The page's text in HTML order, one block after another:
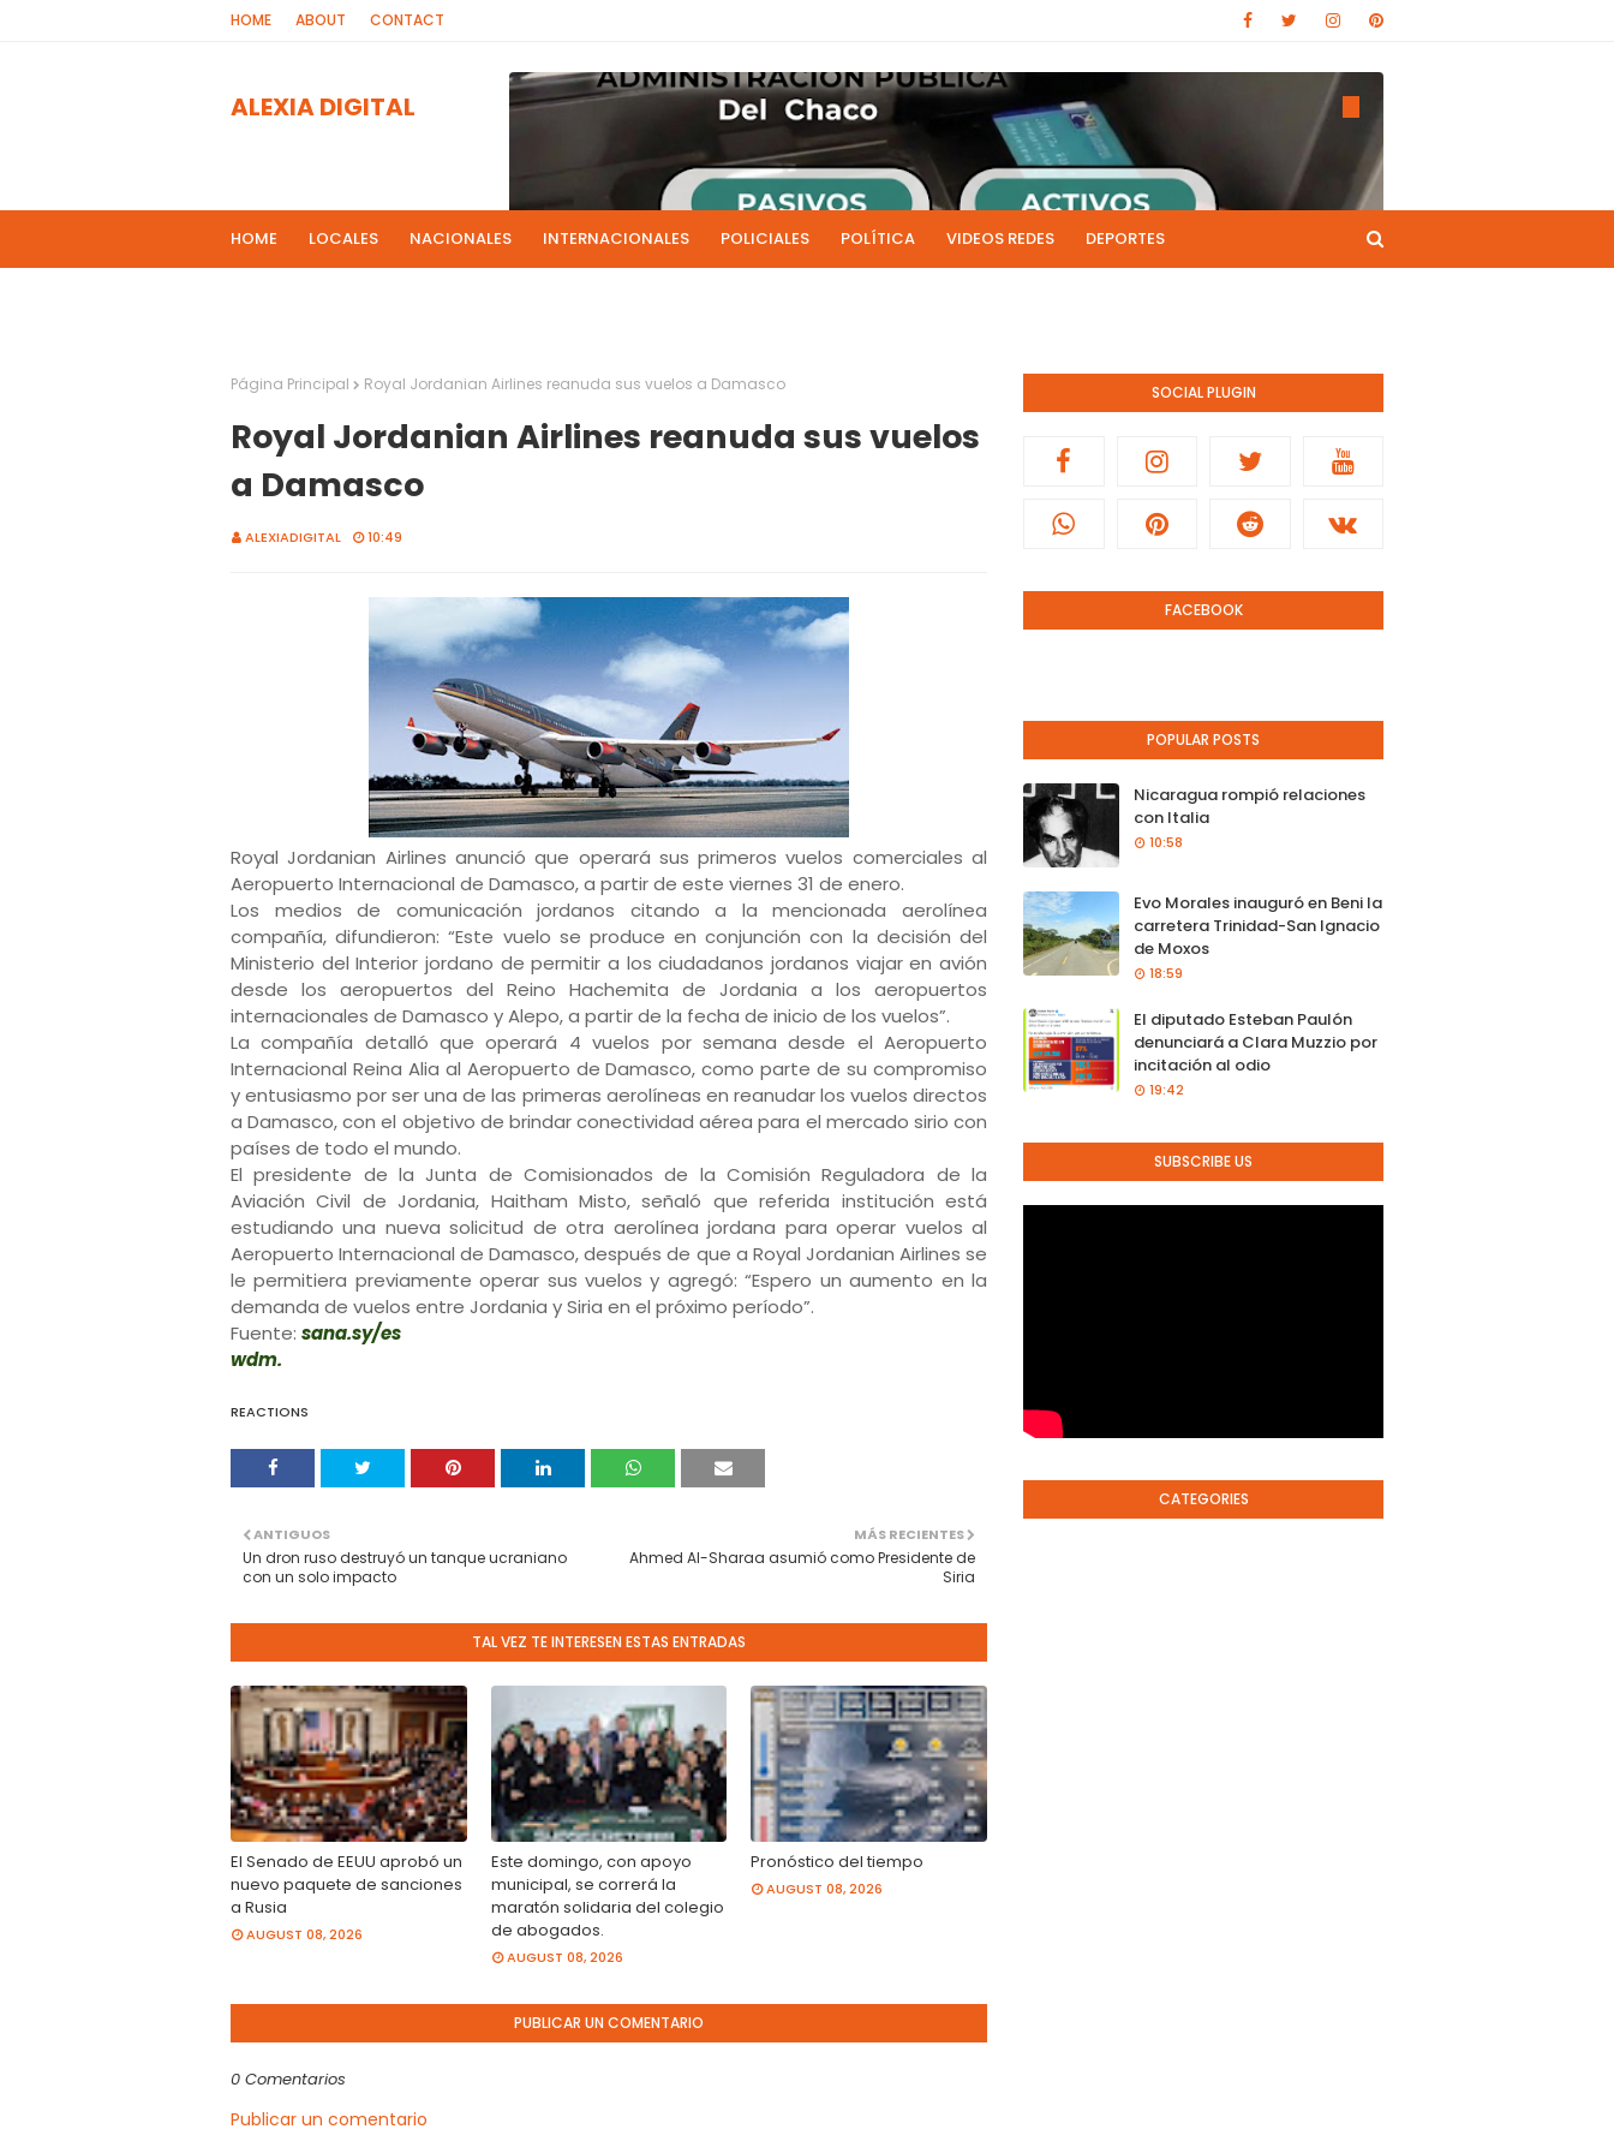
HOME ABOUT CONTACT
ALEXIA DIGITAL
HOME LOCALES NACIONALES INTERNACIONALES POLICIALES POLÍTICA VIDEOS REDES DEPORTES
Página Principal Royal Jordanian Airlines reanuda sus vuelos a Damasco
Royal Jordanian Airlines reanuda sus vuelos
a Damasco
ALEXIADIGITAL 10:49
Royal Jordanian Airlines anunció que operará sus primeros vuelos comerciales al
Aeropuerto Internacional de Damasco, a partir de este viernes 31 de enero.
Los medios de comunicación jordanos citando a la mencionada aerolínea
compañía, difundieron: “Este vuelo se produce en conjunción con la decisión del
Ministerio del Interior jordano de permitir a los ciudadanos jordanos viajar en avión
desde los aeropuertos del Reino Hachemita de Jordania a los aeropuertos
internacionales de Damasco y Alepo, a partir de la fecha de inicio de los vuelos”.
La compañía detalló que operará 4 vuelos por semana desde el Aeropuerto
Internacional Reina Alia al Aeropuerto de Damasco, como parte de su compromiso
y entusiasmo por ser una de las primeras aerolíneas en reanudar los vuelos directos
a Damasco, con el objetivo de brindar conectividad aérea para el mercado sirio con
países de todo el mundo.
El presidente de la Junta de Comisionados de la Comisión Reguladora de la
Aviación Civil de Jordania, Haitham Misto, señaló que referida institución está
estudiando una nueva solicitud de otra aerolínea jordana para operar vuelos al
Aeropuerto Internacional de Damasco, después de que a Royal Jordanian Airlines se
le permitiera previamente operar sus vuelos y agregó: “Espero un aumento en la
demanda de vuelos entre Jordania y Siria en el próximo período”.
Fuente: sana.sy/es
wdm.
REACTIONS
MÁS RECIENTES
Ahmed Al-Sharaa asumió como Presidente de
Siria
ANTIGUOS
Un dron ruso destruyó un tanque ucraniano
con un solo impacto
TAL VEZ TE INTERESEN ESTAS ENTRADAS
El Senado de EEUU aprobó un
nuevo paquete de sanciones
a Rusia
AUGUST 08, 2026
Este domingo, con apoyo
municipal, se correrá la
maratón solidaria del colegio
de abogados.
AUGUST 08, 2026
Pronóstico del tiempo
AUGUST 08, 2026
PUBLICAR UN COMENTARIO
0 Comentarios
Publicar un comentario
SOCIAL PLUGIN
FACEBOOK
POPULAR POSTS
Nicaragua rompió relaciones
con Italia
10:58
Evo Morales inauguró en Beni la
carretera Trinidad-San Ignacio
de Moxos
18:59
El diputado Esteban Paulón
denunciará a Clara Muzzio por
incitación al odio
19:42
SUBSCRIBE US
CATEGORIES